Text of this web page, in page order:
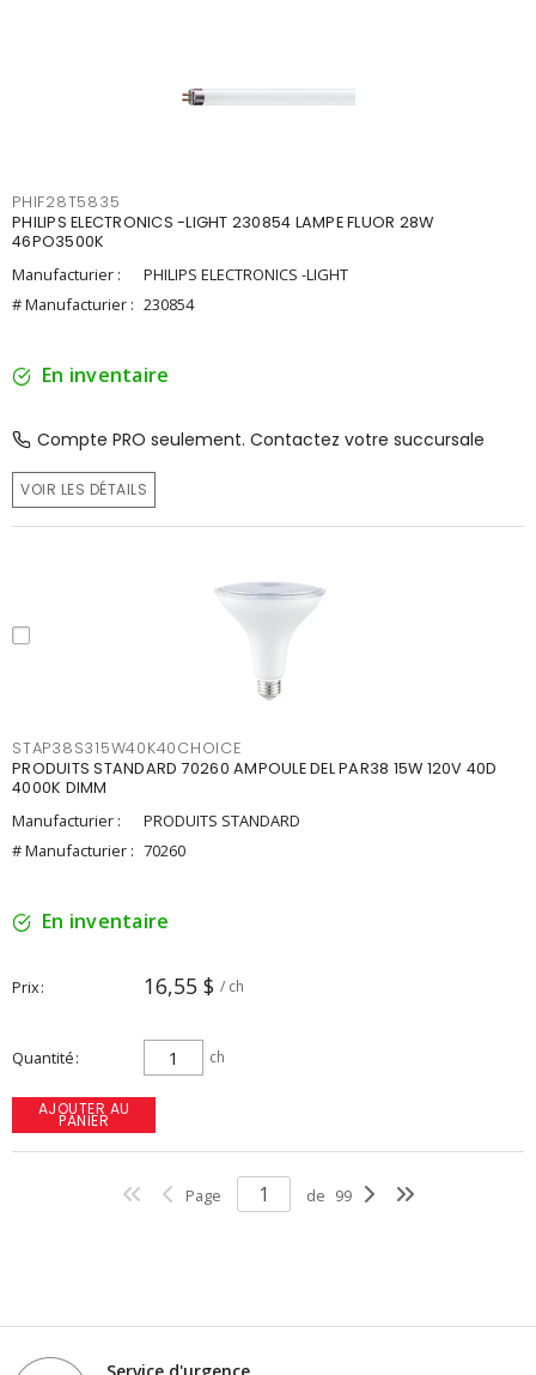
PHIF28T5835
PHILIPS ELECTRONICS -LIGHT 230854 LAMPE FLUOR 28W
46PO3500K
Manufacturier :
PHILIPS ELECTRONICS -LIGHT
# Manufacturier : 230854
En inventaire
Compte PRO seulement. Contactez votre succursale
VOIR LES DÉTAILS
STAP38S315W40K40CHOICE
PRODUITS STANDARD 70260 AMPOULE DEL PAR38 15W 120V 40D
4000K DIMM
Manufacturier :
PRODUITS STANDARD
# Manufacturier : 70260
En inventaire
Prix 16,55 $ / ch
Quantité ch
AJOUTER AU
PANIER
Page de 99
Service d'urgence